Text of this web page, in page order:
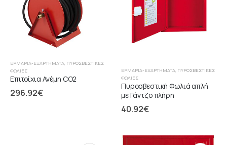
ΕΡΜΆΡΙΑ-ΕΞΑΡΤΉΜΑΤΑ, ΠΥΡΟΣΒΕΣΤΙΚΈΣ
ΦΩΛΙΈΣ
Επιτοίχια Ανέμη CO2
296.92€
ΕΡΜΆΡΙΑ-ΕΞΑΡΤΉΜΑΤΑ ΠΥΡΟΣΒΕΣΤΙΚΈΣ
ΦΩΛΙΈΣ
Πυροσβεστική Φωλιά απλή
με Γάντζο πλήρη
40.92€